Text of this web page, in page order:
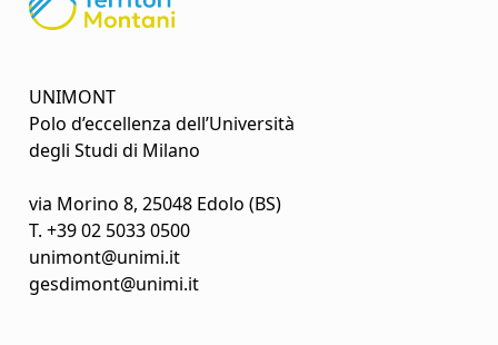
UNIMONT
Polo d’eccellenza dell’Università
degli Studi di Milano
via Morino 8, 25048 Edolo (BS)
T. +39 02 5033 0500
unimont@unimi.it
gesdimont@unimi.it